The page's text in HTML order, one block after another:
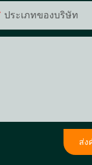
ประเภทของบริษัท
ส่ง